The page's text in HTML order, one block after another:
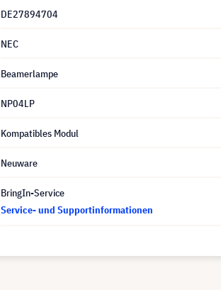
DE27894704
NEC
Beamerlampe
NP04LP
Kompatibles Modul
Neuware
BringIn-Service
Service- und Supportinformationen